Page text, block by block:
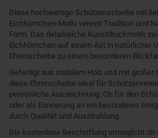
Diese hochwertige Schützenscheibe mit
Eichhörnchen-Motiv vereint Tradition und
Form. Das detailreiche Kunstdruckmotiv
Eichhörnchen auf einem Ast in natürlicher
Ehrenscheibe zu einem besonderen
Gefertigt aus stabilem Holz und mit großer
diese Ehrenscheibe ideal für
persönliche Auszeichnung. Ob für den
oder als Erinnerung an ein besonderes
durch Qualität und Ausstrahlung.
Die kostenlose Beschriftung ermöglicht dir